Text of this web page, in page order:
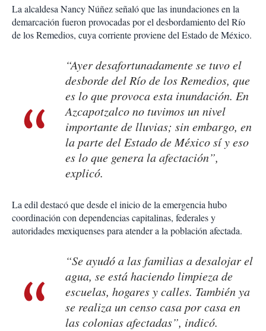
La alcaldesa Nancy Núñez señaló que las inundaciones en la
demarcación fueron provocadas por el desbordamiento del Río
de los Remedios, cuya corriente proviene del Estado de México.
“Ayer desafortunadamente se tuvo el
desborde del Río de los Remedios, que
es lo que provoca esta inundación. En
Azcapotzalco no tuvimos un nivel
importante de lluvias; sin embargo, en
la parte del Estado de México sí y eso
es lo que genera la afectación”,
explicó.
La edil destacó que desde el inicio de la emergencia hubo
coordinación con dependencias capitalinas, federales y
autoridades mexiquenses para atender a la población afectada.
“Se ayudó a las familias a desalojar el
agua, se está haciendo limpieza de
escuelas, hogares y calles. También ya
se realiza un censo casa por casa en
las colonias afectadas”, indicó.